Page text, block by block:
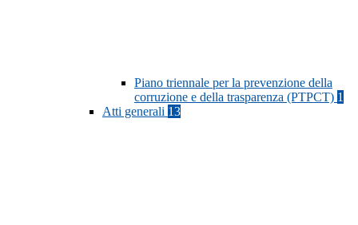
Piano triennale per la prevenzione della
corruzione e della trasparenza (PTPCT) 1
Atti generali 13